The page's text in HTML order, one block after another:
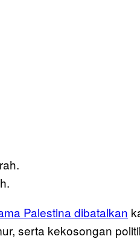
Palestina dibatalkan
serta kekosongan